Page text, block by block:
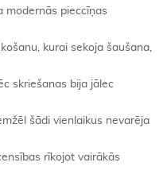
modernās pieccīņas
kurai sekoja šaušana,
skriešanas bija jālec
šādi vienlaikus nevarēja
rīkojot vairākās